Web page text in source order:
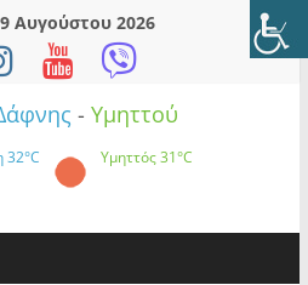
Αυγούστου 2026
- Υμηττού
32°C Υμηττός31°C